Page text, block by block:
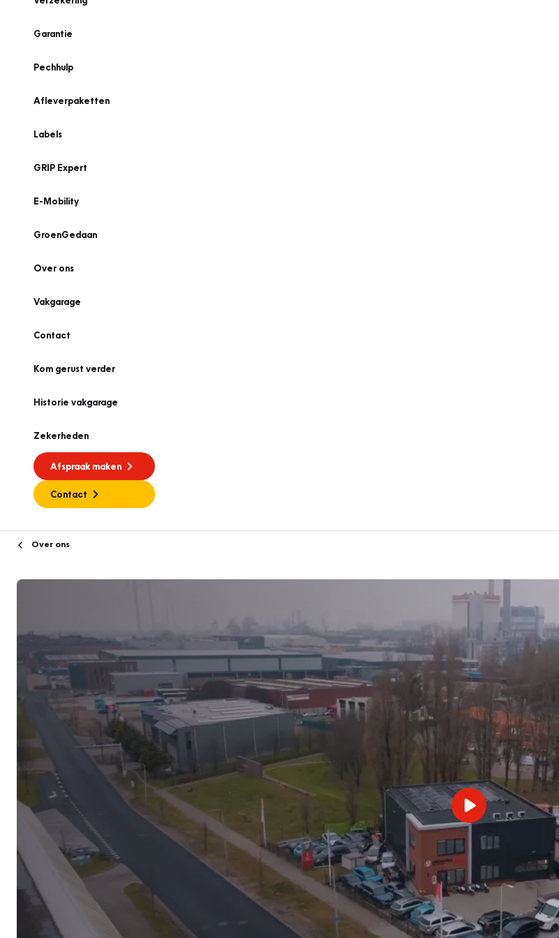
Garantie
Pechhulp
Afleverpaketten
Labels
GRIP Expert
E-Mobility
GroenGedaan
Over ons
Vakgarage
Contact
Kom gerust verder
Historie vakgarage
Zekerheden
Afspraak maken
Contact
Over ons